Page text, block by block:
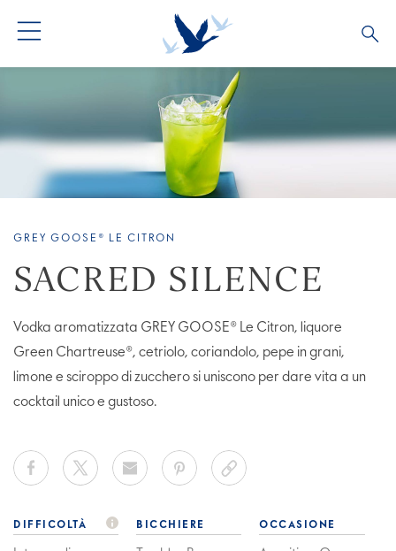
GREY GOOSE® LE CITRON
SACRED SILENCE
Vodka aromatizzata GREY GOOSE® Le Citron, liquore
Green Chartreuse®, cetriolo, coriandolo, pepe in grani,
limone e sciroppo di zucchero si uniscono per dare vita a un
cocktail unico e gustoso.
DIFFICOLTÀ BICCHIERE OCCASIONE